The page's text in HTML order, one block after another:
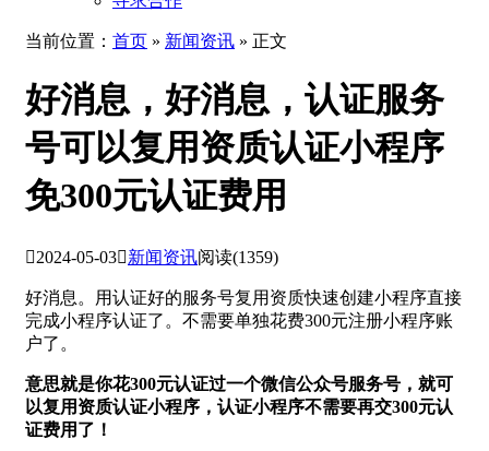
当前位置： 首页 » 新闻资讯 » 正文
好消息，好消息，认证服务
号可以复用资质认证小程序
免300元认证费用
2024-05-03新闻资讯阅读(1359)
好消息。用认证好的服务号复用资质快速创建小程序直接
完成小程序认证了。不需要单独花费300元注册小程序账
户了。
意思就是你花300元认证过一个微信公众号服务号，就可
以复用资质认证小程序，认证小程序不需要再交300元认
证费用了！